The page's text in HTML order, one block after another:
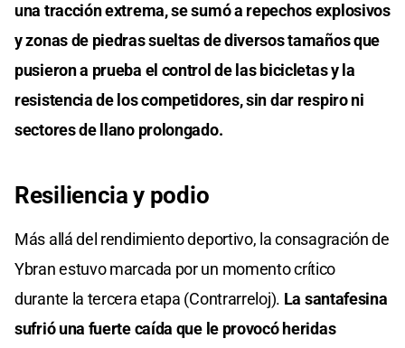
una tracción extrema, se sumó a repechos explosivos
y zonas de piedras sueltas de diversos tamaños que
pusieron a prueba el control de las bicicletas y la
resistencia de los competidores, sin dar respiro ni
sectores de llano prolongado.
Resiliencia y podio
Más allá del rendimiento deportivo, la consagración de
Ybran estuvo marcada por un momento crítico
durante la tercera etapa (Contrarreloj). La santafesina
sufrió una fuerte caída que le provocó heridas